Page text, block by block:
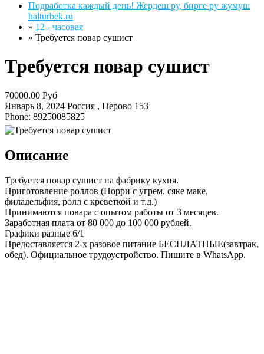
Подработка каждый день! Жердеш ру, бирге ру жумуш
halturbek.ru
» 12 - часовая
» Требуется повар сушист
Требуется повар сушист
70000.00 Руб
Январь 8, 2024 Россия , Перово 153
Phone: 89250085825
Описание
Требуется повар сушист на фабрику кухня.
Приготовление роллов (Норри с угрем, сяке маке,
филадельфия, ролл с креветкой и т.д.)
Принимаются повара с опытом работы от 3 месяцев.
Заработная плата от 80 000 до 100 000 рублей.
Графики разные 6/1
Предоставляется 2-х разовое питание БЕСПЛАТНЫЕ(завтрак,
обед). Официальное трудоустройство. Пишите в WhatsApp.